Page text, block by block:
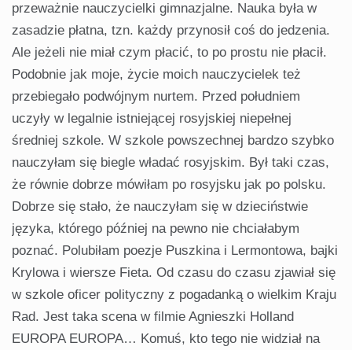
przeważnie nauczycielki gimnazjalne. Nauka była w
zasadzie płatna, tzn. każdy przynosił coś do jedzenia.
Ale jeżeli nie miał czym płacić, to po prostu nie płacił.
Podobnie jak moje, życie moich nauczycielek też
przebiegało podwójnym nurtem. Przed południem
uczyły w legalnie istniejącej rosyjskiej niepełnej
średniej szkole. W szkole powszechnej bardzo szybko
nauczyłam się biegle władać rosyjskim. Był taki czas,
że równie dobrze mówiłam po rosyjsku jak po polsku.
Dobrze się stało, że nauczyłam się w dzieciństwie
języka, którego później na pewno nie chciałabym
poznać. Polubiłam poezje Puszkina i Lermontowa, bajki
Krylowa i wiersze Fieta. Od czasu do czasu zjawiał się
w szkole oficer polityczny z pogadanką o wielkim Kraju
Rad. Jest taka scena w filmie Agnieszki Holland
EUROPA EUROPA… Komuś, kto tego nie widział na